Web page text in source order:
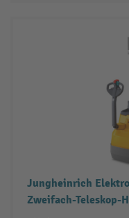
Jungheinrich
Zweifach-Teleskop-